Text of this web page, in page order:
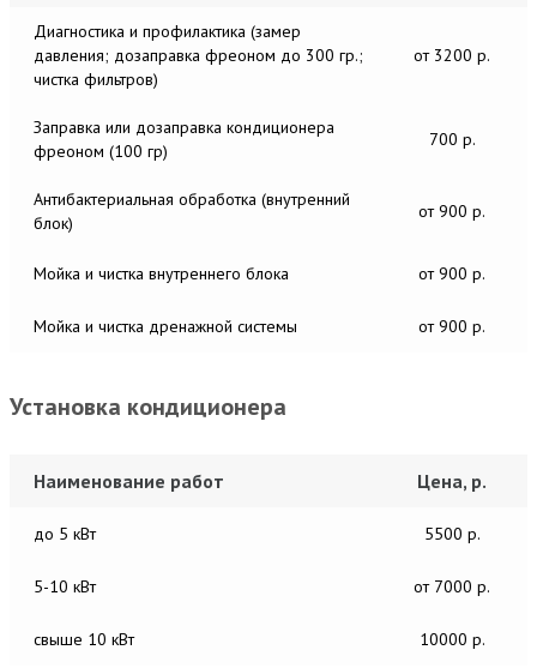
Диагностика и профилактика (замер
давления; дозаправка фреоном до 300 гр.;
чистка фильтров)
от 3200 р.
Заправка или дозаправка кондиционера
фреоном (100 гр)
700 р.
Антибактериальная обработка (внутренний
блок)
от 900 р.
Мойка и чистка внутреннего блока от 900 р.
Мойка и чистка дренажной системы от 900 р.
Установка кондиционера
Наименование работ Цена, р.
до 5 кВт 5500 р.
5-10 кВт от 7000 р.
свыше 10 кВт 10000 р.